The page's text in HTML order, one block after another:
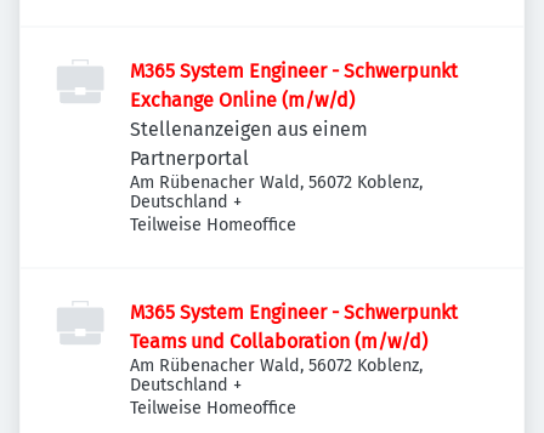
M365 System Engineer - Schwerpunkt
Exchange Online (m/w/d)
Stellenanzeigen aus einem
Partnerportal
Am Rübenacher Wald, 56072 Koblenz,
Deutschland +
Teilweise Homeoffice
M365 System Engineer - Schwerpunkt
Teams und Collaboration (m/w/d)
Am Rübenacher Wald, 56072 Koblenz,
Deutschland +
Teilweise Homeoffice